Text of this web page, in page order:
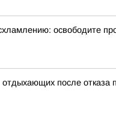
освободите
после отказа